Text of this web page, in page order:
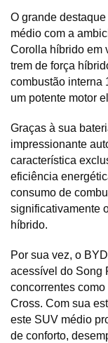
O grande
médio com a
Corolla híbrido em
trem de força
combustão interna
um potente motor
Graças à sua
impressionante
característica
eficiência
consumo de
significativamente
híbrido.
Por sua vez, o
acessível do Song
concorrentes
Cross. Com sua
este SUV médio
de conforto,